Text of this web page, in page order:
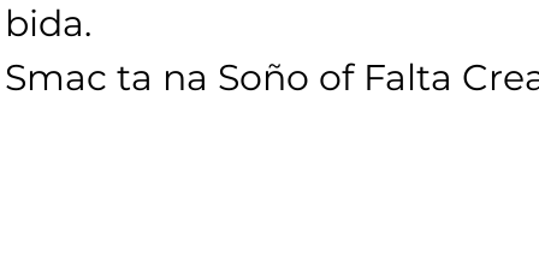
bida.
Smac ta na Soño of Falta